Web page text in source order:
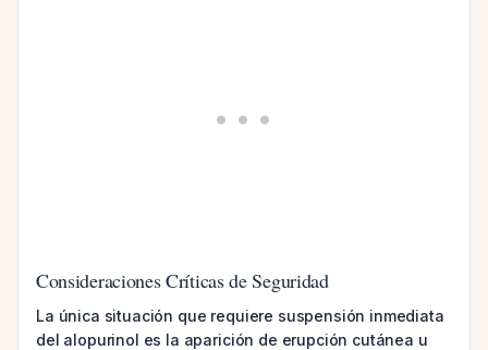
Consideraciones Críticas de Seguridad
La única situación que requiere suspensión inmediata
del alopurinol es la aparición de erupción cutánea u